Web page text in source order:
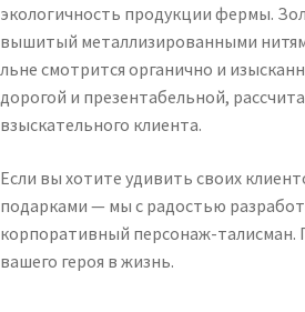
экологичность продукции фермы.
вышитый металлизированными
льне смотрится органично и
дорогой и презентабельной,
взыскательного клиента.
Если вы хотите удивить своих
подарками — мы с радостью
корпоративный персонаж-
вашего героя в жизнь.